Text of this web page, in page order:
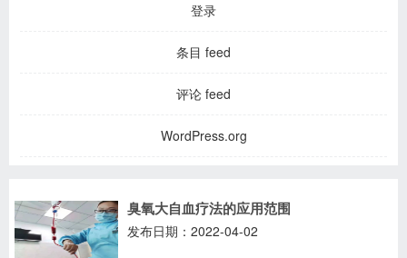
登录
条目 feed
评论 feed
WordPress.org
臭氧大自血疗法的应用范围
发布日期：2022-04-02